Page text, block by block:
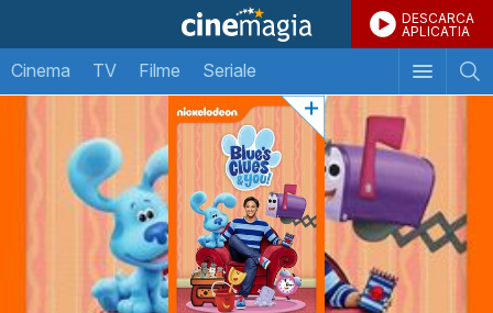
DESCARCA
APLICATIA
Cinema TV Filme Seriale